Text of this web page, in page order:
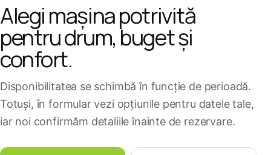
Alegi mașina potrivită
pentru drum, buget și
confort.
Disponibilitatea se schimbă în funcție de perioadă.
Totuși, în formular vezi opțiunile pentru datele tale,
iar noi confirmăm detaliile înainte de rezervare.